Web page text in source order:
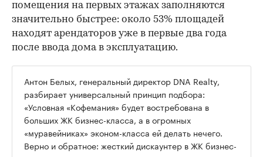
помещения на первых этажах заполняются
значительно быстрее: около 53% площадей
находят арендаторов уже в первые два года
после ввода дома в эксплуатацию.
Антон Белых, генеральный директор DNA Realty,
разбирает универсальный принцип подбора:
«Условная «Кофемания» будет востребована в
больших ЖК бизнес-класса, а в огромных
«муравейниках» эконом-класса ей делать нечего.
Верно и обратное: жесткий дискаунтер в ЖК бизнес-